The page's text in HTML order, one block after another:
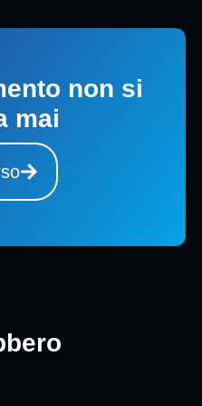
non si
mai